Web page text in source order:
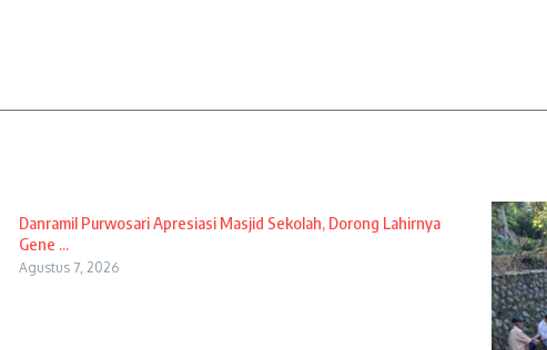
Danramil Purwosari Apresiasi Masjid Sekolah, Dorong Lahirnya
Gene ...
Agustus 7, 2026